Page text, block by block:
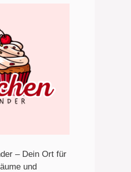
– Dein Ort für
und